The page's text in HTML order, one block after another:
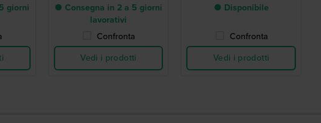
giorni
● Consegna in 2 a 5 giorni
lavorativi
Confronta
Vedi i prodotti
● Disponibile
Confronta
Vedi i prodotti